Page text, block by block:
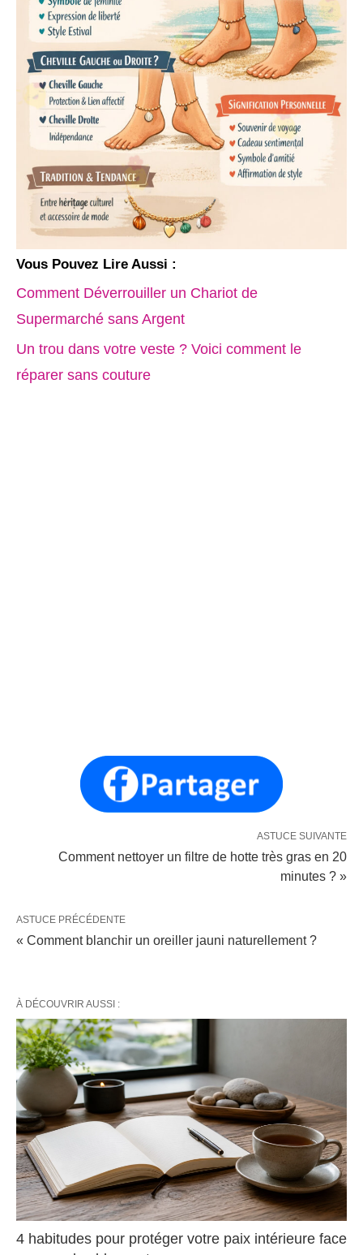
Vous Pouvez Lire Aussi :
Comment Déverrouiller un Chariot de
Supermarché sans Argent
Un trou dans votre veste ? Voici comment le
réparer sans couture
ASTUCE SUIVANTE
Comment nettoyer un filtre de hotte très gras en 20
minutes ? »
ASTUCE PRÉCÉDENTE
« Comment blanchir un oreiller jauni naturellement ?
À DÉCOUVRIR AUSSI :
4 habitudes pour protéger votre paix intérieure face